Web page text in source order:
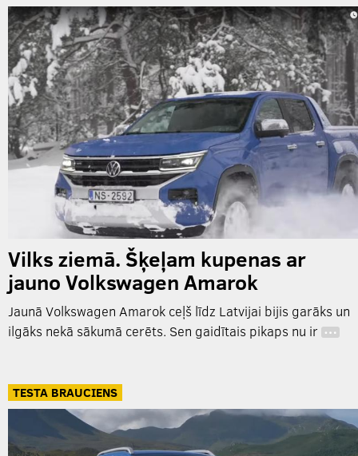
Vilks ziemā. Šķeļam kupenas ar
jauno Volkswagen Amarok
Jaunā Volkswagen Amarok ceļš līdz Latvijai bijis garāks un
ilgāks nekā sākumā cerēts. Sen gaidītais pikaps nu ir …
TESTA BRAUCIENS